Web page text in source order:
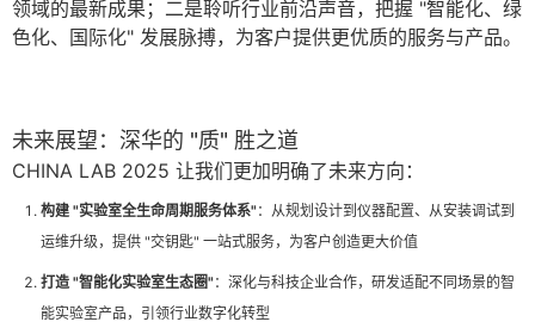
领域的最新成果；二是聆听行业前沿声音，把握 "智能化、绿
色化、国际化" 发展脉搏，为客户提供更优质的服务与产品。
未来展望：深华的 "质" 胜之道
CHINA LAB 2025 让我们更加明确了未来方向：
构建 "实验室全生命周期服务体系" ：从规划设计到仪器配置、从安装调试到
运维升级，提供 "交钥匙" 一站式服务，为客户创造更大价值
打造 "智能化实验室生态圈" ：深化与科技企业合作，研发适配不同场景的智
能实验室产品，引领行业数字化转型